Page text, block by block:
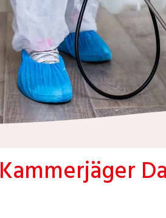
Kammerjäger